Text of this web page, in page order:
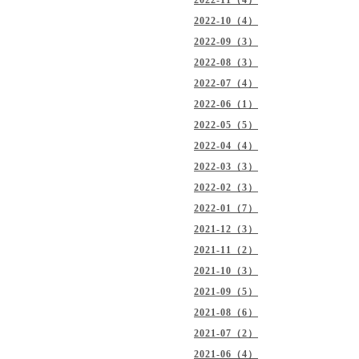
2022-10（4）
2022-09（3）
2022-08（3）
2022-07（4）
2022-06（1）
2022-05（5）
2022-04（4）
2022-03（3）
2022-02（3）
2022-01（7）
2021-12（3）
2021-11（2）
2021-10（3）
2021-09（5）
2021-08（6）
2021-07（2）
2021-06（4）